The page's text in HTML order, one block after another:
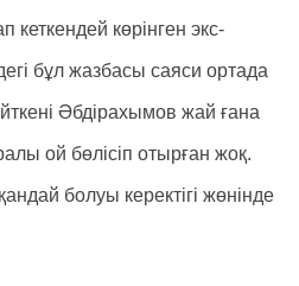
көрінген экс-
бұл жазбасы саяси ортада
Әбдірахымов жай ғана
ой бөлісіп отырған жоқ.
болуы керектігі жөнінде